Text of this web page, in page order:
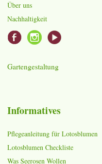
Über uns
Nachhaltigkeit
Gartengestaltung
Informatives
Pflegeanleitung für Lotosblumen
Lotosblumen Checkliste
Was Seerosen Wollen